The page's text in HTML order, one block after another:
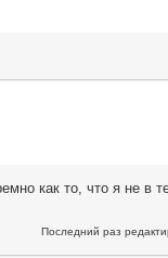
как то, что я не в
Последний раз